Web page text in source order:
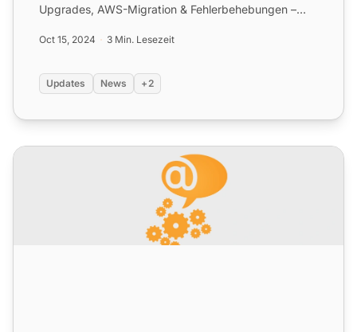
Upgrades, AWS-Migration & Fehlerbehebungen –
Oct 15, 2024 3 Min. Lesezeit
Updates News +2
LiveAgent Monatliche Updates: März-Ausgabe